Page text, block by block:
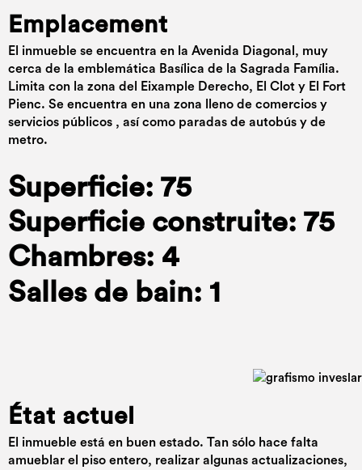
Emplacement
El inmueble se encuentra en la Avenida Diagonal, muy
cerca de la emblemática Basílica de la Sagrada Família.
Limita con la zona del Eixample Derecho, El Clot y El Fort
Pienc. Se encuentra en una zona lleno de comercios y
servicios públicos , así como paradas de autobús y de
metro.
Superficie: 75
Superficie construite: 75
Chambres: 4
Salles de bain: 1
État actuel
El inmueble está en buen estado. Tan sólo hace falta
amueblar el piso entero, realizar algunas actualizaciones,